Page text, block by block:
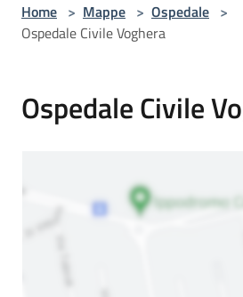
Home > Mappe > Ospedale >
Ospedale Civile Voghera
Ospedale Civile